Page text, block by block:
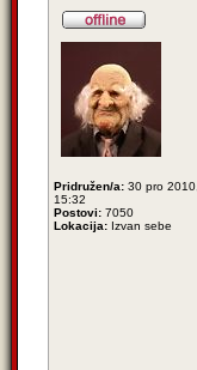
Pridružen/a: 30 pro 2010,
15:32
Postovi: 7050
Lokacija: Izvan sebe